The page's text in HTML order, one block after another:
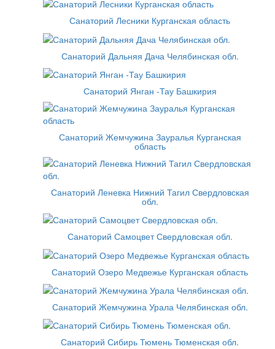
Санаторий Лесники Курганская область
Санаторий Дальняя Дача Челябинская обл.
Санаторий Янган -Тау Башкирия
Санаторий Жемчужина Зауралья Курганская
область
Санаторий Леневка Нижний Тагил Свердловская
обл.
Санаторий Самоцвет Свердловская обл.
Санаторий Озеро Медвежье Курганская область
Санаторий Жемчужина Урала Челябинская обл.
Санаторий Сибирь Тюмень Тюменская обл.